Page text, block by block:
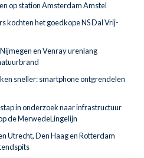
op station Amsterdam Amstel
kochten het goedkope NS Dal Vrij-
en Venray urenlang
sneller: smartphone ontgrendelen
in onderzoek naar infrastructuur
de MerwedeLingelijn
Utrecht, Den Haag en Rotterdam